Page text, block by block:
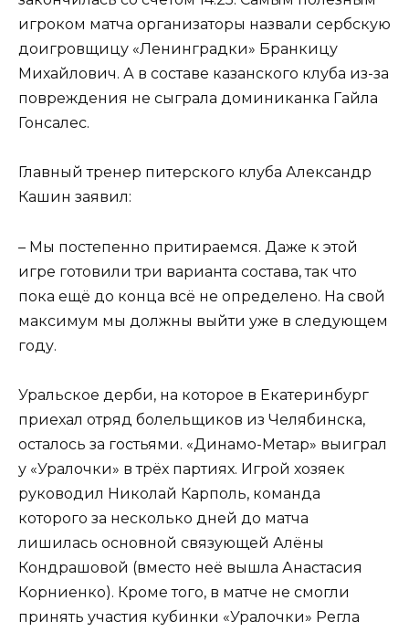
игроком матча организаторы назвали сербскую
доигровщицу «Ленинградки» Бранкицу
Михайлович. А в составе казанского клуба из-за
повреждения не сыграла доминиканка Гайла
Гонсалес.
Главный тренер питерского клуба Александр
Кашин заявил:
– Мы постепенно притираемся. Даже к этой
игре готовили три варианта состава, так что
пока ещё до конца всё не определено. На свой
максимум мы должны выйти уже в следующем
году.
Уральское дерби, на которое в Екатеринбург
приехал отряд болельщиков из Челябинска,
осталось за гостьями. «Динамо-Метар» выиграл
у «Уралочки» в трёх партиях. Игрой хозяек
руководил Николай Карполь, команда
которого за несколько дней до матча
лишилась основной связующей Алёны
Кондрашовой (вместо неё вышла Анастасия
Корниенко). Кроме того, в матче не смогли
принять участия кубинки «Уралочки» Регла